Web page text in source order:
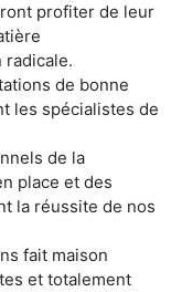
profiter de leur
radicale.
de bonne
les spécialistes de
de la
place et des
la réussite de nos
fait maison
et totalement